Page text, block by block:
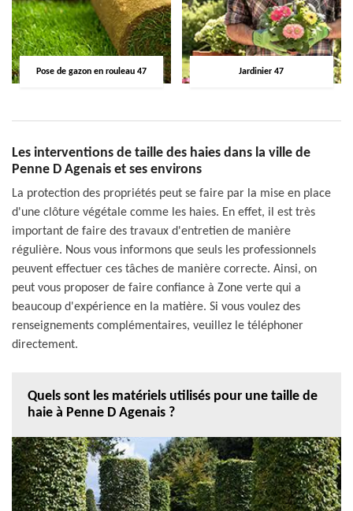
Pose de gazon en rouleau 47 Jardinier 47
Les interventions de taille des haies dans la ville de
Penne D Agenais et ses environs
La protection des propriétés peut se faire par la mise en place
d'une clôture végétale comme les haies. En effet, il est très
important de faire des travaux d'entretien de manière
régulière. Nous vous informons que seuls les professionnels
peuvent effectuer ces tâches de manière correcte. Ainsi, on
peut vous proposer de faire confiance à Zone verte qui a
beaucoup d'expérience en la matière. Si vous voulez des
renseignements complémentaires, veuillez le téléphoner
directement.
Quels sont les matériels utilisés pour une taille de
haie à Penne D Agenais ?